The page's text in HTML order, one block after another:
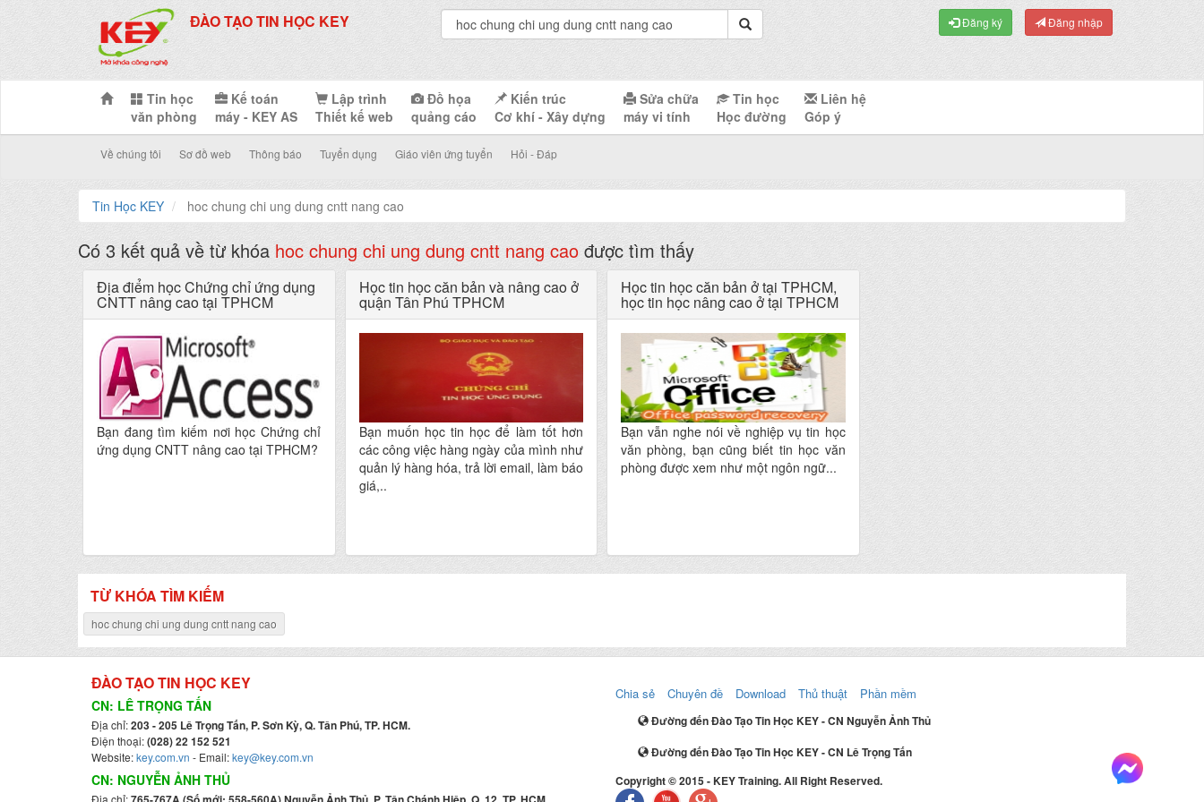
ĐÀO TẠO TIN HỌC KEY Đăng ký Đăng nhập
Tin học
văn phòng
Kế toán
máy - KEY AS
Lập trình
Thiết kế web
Đồ họa
quảng cáo
Kiến trúc
Cơ khí - Xây dựng
Sửa chữa
máy vi tính
Tin học
Học đường
Liên hệ
Góp ý
Về chúng tôi Sơ đồ web Thông báo Tuyển dụng Giáo viên ứng tuyển Hỏi - Đáp
Tin Học KEY hoc chung chi ung dung cntt nang cao
Có 3 kết quả về từ khóa hoc chung chi ung dung cntt nang cao được tìm thấy
Địa điểm học Chứng chỉ ứng dụng
CNTT nâng cao tại TPHCM
Bạn đang tìm kiếm nơi học Chứng chỉ
ứng dụng CNTT nâng cao tại TPHCM?
Học tin học căn bản và nâng cao ở
quận Tân Phú TPHCM
Bạn muốn học tin học để làm tốt hơn
các công việc hàng ngày của mình như
quản lý hàng hóa, trả lời email, làm báo
giá,..
Học tin học căn bản ở tại TPHCM,
học tin học nâng cao ở tại TPHCM
Bạn vẫn nghe nói về nghiệp vụ tin học
văn phòng, bạn cũng biết tin học văn
phòng được xem như một ngôn ngữ...
TỪ KHÓA TÌM KIẾM
hoc chung chi ung dung cntt nang cao
ĐÀO TẠO TIN HỌC KEY
CN: LÊ TRỌNG TẤN
Địa chỉ:203 - 205 Lê Trọng Tấn, P. Sơn Kỳ, Q. Tân Phú, TP. HCM.
Điện thoại:(028) 22 152 521
Website:key.com.vn - Email:key@key.com.vn
CN: NGUYỄN ẢNH THỦ
Địa chỉ:
Chia sẻ Chuyên đề Download Thủ thuật Phần mềm
Đường đến Đào Tạo Tin Học KEY - CN Nguyễn Ảnh Thủ
Đường đến Đào Tạo Tin Học KEY - CN Lê Trọng Tấn
Copyright © 2015 - KEY Training. All Right Reserved.